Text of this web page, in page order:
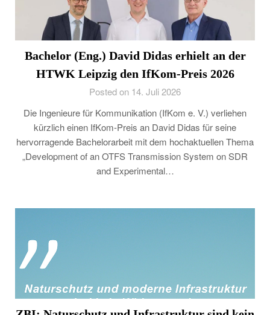
Bachelor (Eng.) David Didas erhielt an der
HTWK Leipzig den IfKom-Preis 2026
Posted on 14. Juli 2026
Die Ingenieure für Kommunikation (IfKom e. V.) verliehen
kürzlich einen IfKom-Preis an David Didas für seine
hervorragende Bachelorarbeit mit dem hochaktuellen Thema
„Development of an OTFS Transmission System on SDR
and Experimental…